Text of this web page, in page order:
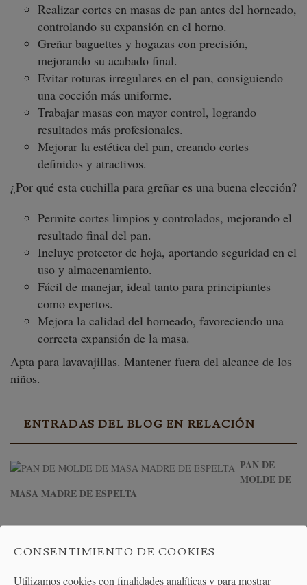
Realizar cortes en masas de pan antes del horneado,
controlando su expansión en el horno.
Greñar baguettes y hogazas con precisión,
mejorando su acabado final.
Evitar roturas irregulares en el pan, consiguiendo
una cocción más uniforme.
Trabajar masas con mayor control, logrando
resultados más profesionales.
Mejorar la estética del pan, creando cortes
definidos y atractivos.
¿Por qué esta cuchilla para greñar es una buena elección?
Permite cortes limpios y controlados, mejorando el
resultado final del pan.
Incluye protector de hoja, aportando seguridad en el
uso y almacenamiento.
Fácil de manejar, ideal tanto para principiantes
como expertos.
Mejora la calidad del horneado, favoreciendo una
correcta expansión de la masa.
Apta para lavavajillas. Mantener fuera del alcance de los
niños.
ENTRADAS DEL BLOG EN RELACIÓN
PAN DE
MOLDE DE
MASA MADRE DE ESPELTA
CONSENTIMIENTO DE COOKIES
Utilizamos cookies con finalidades analíticas y para mostrar